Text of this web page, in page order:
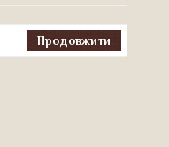
Продовжити